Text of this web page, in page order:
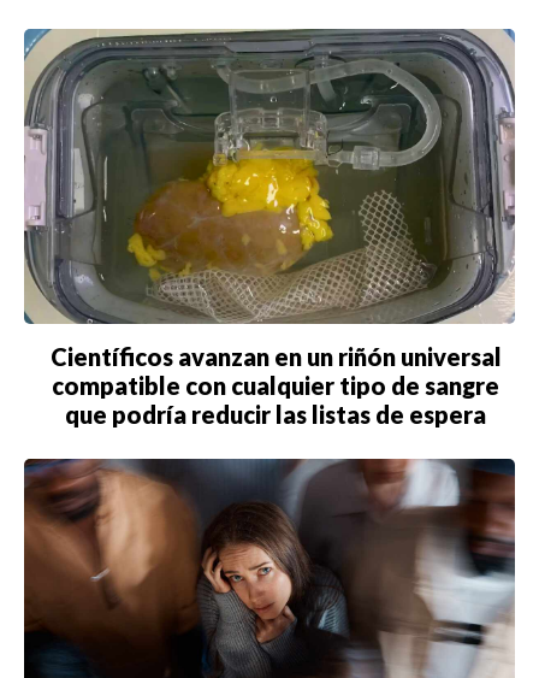
Científicos avanzan en un riñón universal
compatible con cualquier tipo de sangre
que podría reducir las listas de espera